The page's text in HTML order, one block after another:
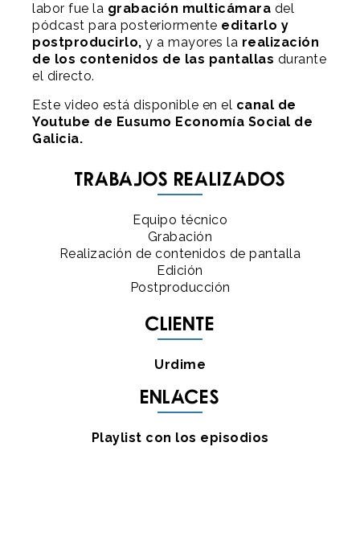
labor fue la grabación multicámara del
pódcast para posteriormente editarlo y
postproducirlo, y a mayores la realización
de los contenidos de las pantallas durante
el directo.
Este video está disponible en el canal de
Youtube de Eusumo Economía Social de
Galicia.
Trabajos realizados
Equipo técnico
Grabación
Realización de contenidos de pantalla
Edición
Postproducción
Cliente
Urdime
Enlaces
Playlist con los episodios